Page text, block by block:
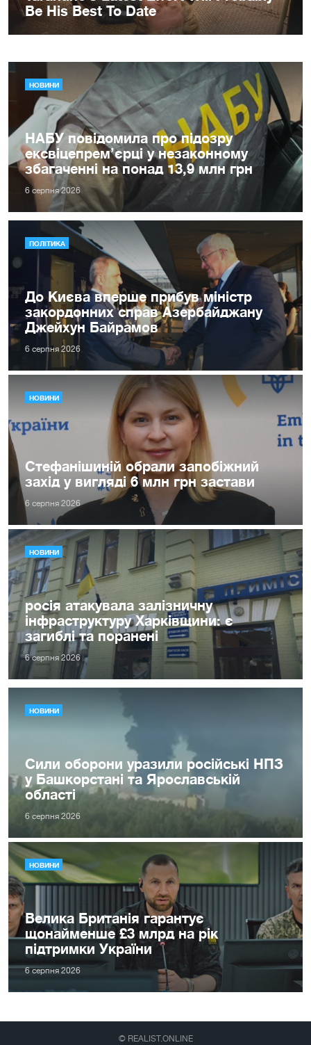
НОВИНИ
НАБУ повідомила про підозру
ексвіцепрем’єрці у незаконному
збагаченні на понад 13,9 млн грн
6 серпня 2026
ПОЛІТИКА
До Києва вперше прибув міністр
закордонних справ Азербайджану
Джейхун Байрамов
6 серпня 2026
НОВИНИ
Стефанішиній обрали запобіжний
захід у вигляді 6 млн грн застави
6 серпня 2026
НОВИНИ
росія атакувала залізничну
інфраструктуру Харківщини: є
загиблі та поранені
6 серпня 2026
НОВИНИ
Сили оборони уразили російські НПЗ
у Башкорстані та Ярославській
області
6 серпня 2026
НОВИНИ
Велика Британія гарантує
щонайменше £3 млрд на рік
підтримки України
6 серпня 2026
© REALIST.ONLINE